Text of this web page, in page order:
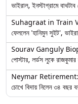
ভাইরাল, ইনস্টাগ্রামে
Suhagraat in Train Viral
ফেললেন 'হানিমুন সুইট',
Sourav Ganguly
পোস্টার, লর্ডস লুকে রাজকুমার
Neymar Retirement: যে
চোখে বিদায় নিলেন ৩৪ বছর